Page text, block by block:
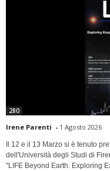
280
Irene Parenti - 1 Agosto 2026
Il 12 e il 13 Marzo si è tenuto
dell'Università degli Studi di
"LIFE Beyond Earth. Exploring